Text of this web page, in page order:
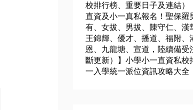
校排行榜、重要日子及連結）
直資及小一真私報名！聖保羅
有、女拔、男拔、陳守仁、漢
王錦輝、優才、播道、福附、
恩、九龍塘、宣道，陸續備受
斷更新）】小學小一直資私校
一入學統一派位資訊攻略大全